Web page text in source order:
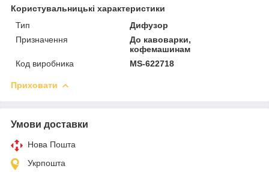
Користувальницькі характеристики
Тип
Дифузор
Призначення
До кавоварки,
кофемашинам
Код виробника
MS-622718
Приховати
Умови доставки
Нова Пошта
Укрпошта